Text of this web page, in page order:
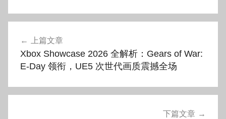
航
上篇文章
Xbox Showcase 2026 全解析：Gears of War:
E-Day 领衔，UE5 次世代画质震撼全场
下篇文章